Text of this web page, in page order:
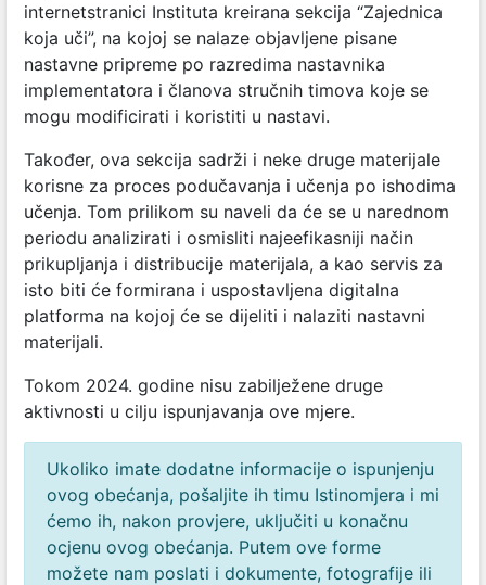
internetstranici Instituta kreirana sekcija “Zajednica
koja uči”, na kojoj se nalaze objavljene pisane
nastavne pripreme po razredima nastavnika
implementatora i članova stručnih timova koje se
mogu modificirati i koristiti u nastavi.
Također, ova sekcija sadrži i neke druge materijale
korisne za proces podučavanja i učenja po ishodima
učenja. Tom prilikom su naveli da će se u narednom
periodu analizirati i osmisliti najeefikasniji način
prikupljanja i distribucije materijala, a kao servis za
isto biti će formirana i uspostavljena digitalna
platforma na kojoj će se dijeliti i nalaziti nastavni
materijali.
Tokom 2024. godine nisu zabilježene druge
aktivnosti u cilju ispunjavanja ove mjere.
Ukoliko imate dodatne informacije o ispunjenju
ovog obećanja, pošaljite ih timu Istinomjera i mi
ćemo ih, nakon provjere, uključiti u konačnu
ocjenu ovog obećanja. Putem ove forme
možete nam poslati i dokumente, fotografije ili